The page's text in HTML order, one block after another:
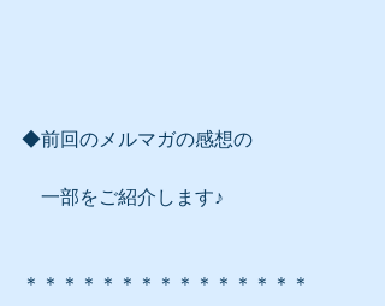
◆前回のメルマガの感想の
一部をご紹介します♪
＊＊＊＊＊＊＊＊＊＊＊＊＊＊＊